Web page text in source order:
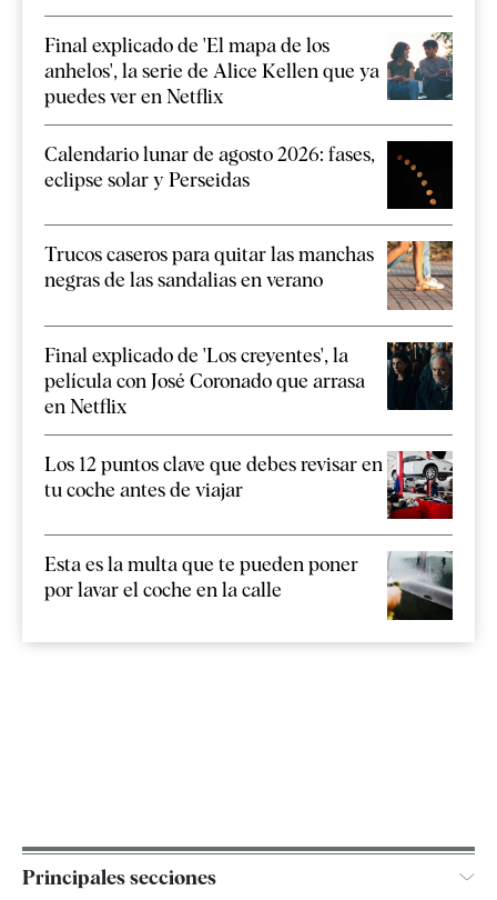
Final explicado de 'El mapa de los
anhelos', la serie de Alice Kellen que ya
puedes ver en Netflix
Calendario lunar de agosto 2026: fases,
eclipse solar y Perseidas
Trucos caseros para quitar las manchas
negras de las sandalias en verano
Final explicado de 'Los creyentes', la
película con José Coronado que arrasa
en Netflix
Los 12 puntos clave que debes revisar en
tu coche antes de viajar
Esta es la multa que te pueden poner
por lavar el coche en la calle
Principales secciones